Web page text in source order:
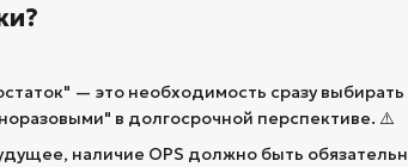
— это необходимость сразу
в долгосрочной перспективе. ⚠️
наличие OPS должно быть